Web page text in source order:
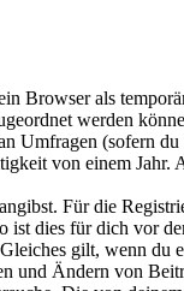
Browser als
werden
Umfragen (sofern
von einem
Für die
ist dies für dich vor
gilt, wenn
und Ändern von